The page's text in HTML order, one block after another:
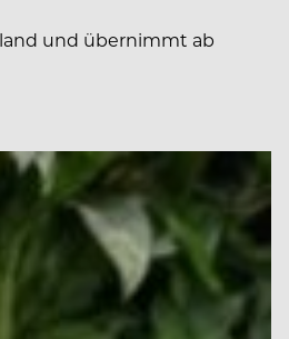
und übernimmt ab